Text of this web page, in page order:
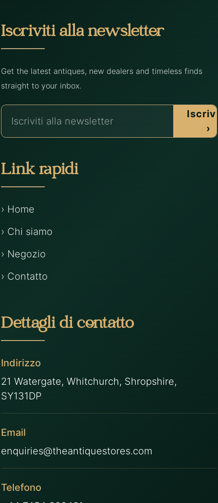
Iscriviti alla newsletter
Get the latest antiques, new dealers and timeless finds
straight to your inbox.
›
Link rapidi
› Home
› Chi siamo
› Negozio
› Contatto
Dettagli di contatto
Indirizzo
21 Watergate, Whitchurch, Shropshire,
SY131DP
Email
enquiries@theantiquestores.com
Telefono